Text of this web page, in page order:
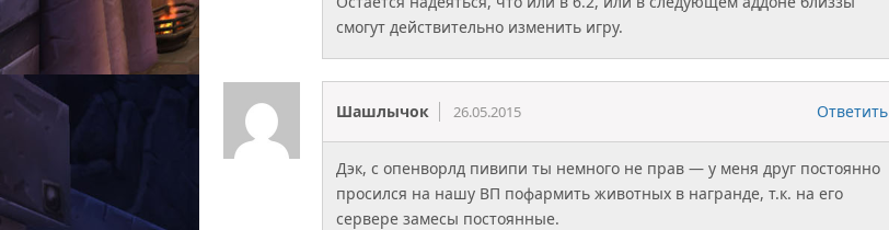
смогут действительно изменить игру.
Шашлычок 26.05.2015 Ответить
Дэк, с опенворлд пивипи ты немного не прав — у меня друг постоянно
просился на нашу ВП пофармить животных в награнде, т.к. на его
сервере замесы постоянные.